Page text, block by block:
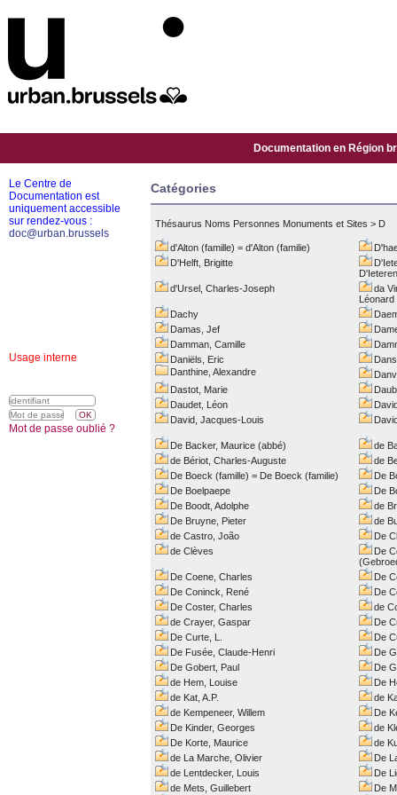
Documentation en Région
Catégories
Thésaurus Noms Personnes Monuments et Sites > D
d'Alton (famille) = d'Alton (familie)
D'Helft, Brigitte
d'Ursel, Charles-Joseph
da
Léonard
Dachy
Damas, Jef
Damman, Camille
Daniëls, Eric
Danthine, Alexandre
Dastot, Marie
Daudet, Léon
David, Jacques-Louis
De Backer, Maurice (abbé)
de
de Bériot, Charles-Auguste
de
De Boeck (famille) = De Boeck (familie)
De
De Boelpaepe
De
De Boodt, Adolphe
de
De Bruyne, Pieter
de
de Castro, João
De
de Clèves
De
De Coene, Charles
De
De Coninck, René
De
De Coster, Charles
de
de Crayer, Gaspar
De
De Curte, L.
De
De Fusée, Claude-Henri
De
De Gobert, Paul
De
de Hem, Louise
De
de Kat, A.P.
de
de Kempeneer, Willem
De
De Kinder, Georges
de
De Korte, Maurice
de
de La Marche, Olivier
De
de Lentdecker, Louis
De
de Mets, Guillebert
De
Le Centre de
Documentation est
uniquement accessible
sur rendez-vous :
doc@urban.brussels
Usage interne
Mot de passe oublié ?